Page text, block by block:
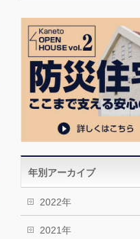
年別アーカイブ
2022年
2021年